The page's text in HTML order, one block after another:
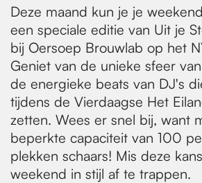
Deze maand kun je je
een speciale editie van Uit je
bij Oersoep Brouwlab op het
Geniet van de unieke sfeer
de energieke beats van DJ's
tijdens de Vierdaagse Het
zetten. Wees er snel bij, want
beperkte capaciteit van 100
plekken schaars! Mis deze
weekend in stijl af te trappen.